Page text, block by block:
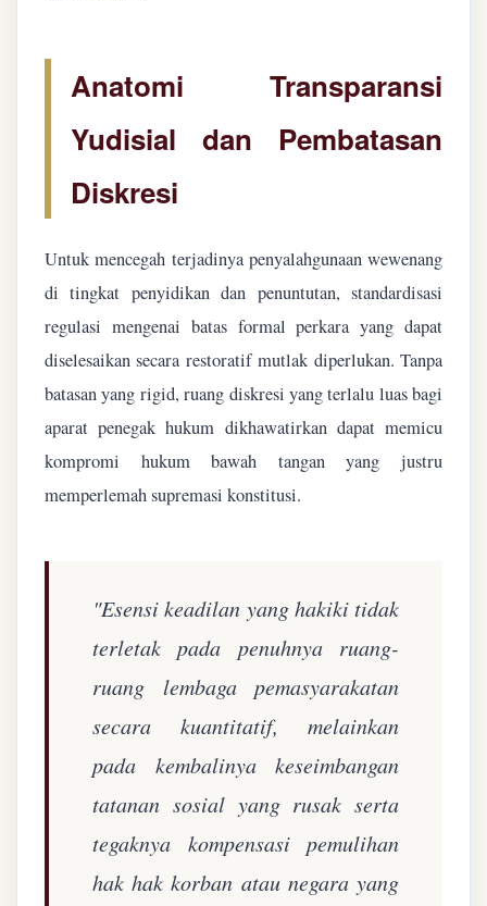
Anatomi Transparansi
Yudisial dan Pembatasan
Diskresi
Untuk mencegah terjadinya penyalahgunaan wewenang
di tingkat penyidikan dan penuntutan, standardisasi
regulasi mengenai batas formal perkara yang dapat
diselesaikan secara restoratif mutlak diperlukan. Tanpa
batasan yang rigid, ruang diskresi yang terlalu luas bagi
aparat penegak hukum dikhawatirkan dapat memicu
kompromi hukum bawah tangan yang justru
memperlemah supremasi konstitusi.
"Esensi keadilan yang hakiki tidak
terletak pada penuhnya ruang-
ruang lembaga pemasyarakatan
secara kuantitatif, melainkan
pada kembalinya keseimbangan
tatanan sosial yang rusak serta
tegaknya kompensasi pemulihan
hak hak korban atau negara yang